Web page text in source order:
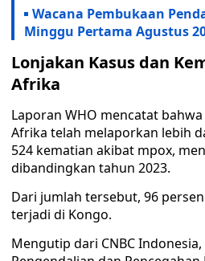
Wacana Pembukaan
Minggu Pertama Agustus
Lonjakan Kasus dan
Afrika
Laporan WHO mencatat
Afrika telah melaporkan lebih
524 kematian akibat mpox,
dibandingkan tahun 2023.
Dari jumlah tersebut, 96
terjadi di Kongo.
Mengutip dari CNBC